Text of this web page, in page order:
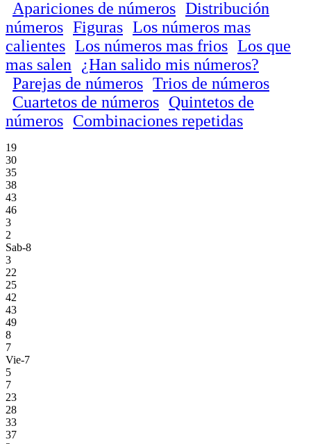
Apariciones de números Distribución
números Figuras Los números mas
calientes Los números mas frios Los que
mas salen
¿Han salido mis números?
Parejas de números Trios de números
Cuartetos de números Quintetos de
números Combinaciones repetidas
19
30
35
38
43
46
3
2
Sab-8
3
22
25
42
43
49
8
7
Vie-7
5
7
23
28
33
37